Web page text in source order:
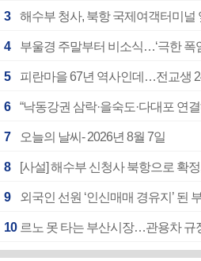
3 해수부 청사, 북항 국제여객터미널
4 부울경 주말부터 비소식…‘극한 폭
5 피란마을 67년 역사인데…전교생
6 “낙동강권 삼락·을숙도·다대포 연
7 오늘의 날씨- 2026년 8월 7일
8 [사설] 해수부 신청사 북항으로 확
9 외국인 선원 ‘인신매매 경유지’ 된
10 르노 못 타는 부산시장…관용차 규